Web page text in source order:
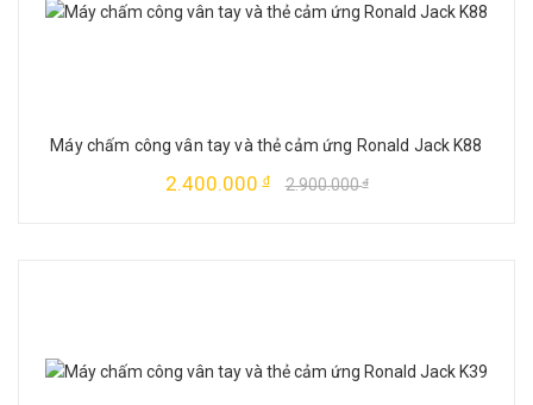
Máy chấm công vân tay và thẻ cảm ứng Ronald Jack K88
2.400.000đ 2.900.000đ